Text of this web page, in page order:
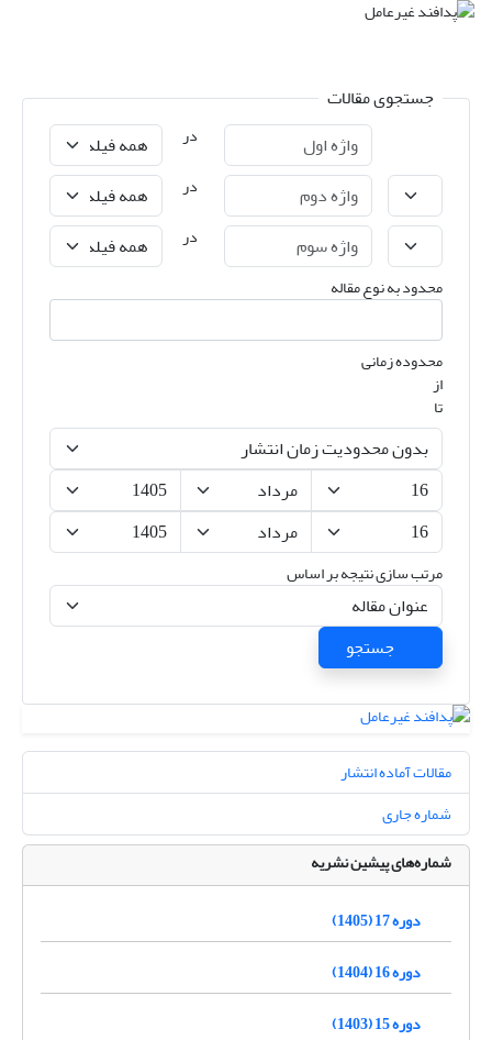
جستجوی مقالات
در
در
در
محدود به نوع مقاله
محدوده زمانی
از
تا
مرتب سازی نتیجه بر اساس
جستجو
مقالات آماده انتشار
شماره جاری
شماره‌های پیشین نشریه
دوره 17 (1405)
دوره 16 (1404)
دوره 15 (1403)